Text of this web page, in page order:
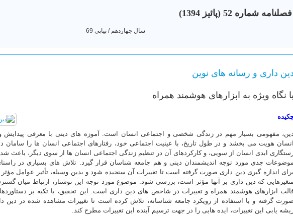
فصلنامه شماره 52 (پائیز 1394)
سال چهاردهم / پیاپی 69
دین داری و رسانه های نوین
با نگاه ویژه به ابزارهای هوشمند همراه
دین، مفهومی بسیار مهم در زندگی شخصی و اجتماعی انسان است. آموزه های دینی با معرفی پیدایش
انسان هویت می بخشد و در طول تاریخ، با عینیت اجتماعی خود، رفتارهای اجتماعی انسان ها را سامان
ابدی انسان از سویی، و کارکردهای آن در تنظیم زندگی اجتماعی انسان ها از سوی دیگر، باعث
موضوعات جدی مورد توجه اندیشمندان دینی و هم جامعه شناسان قرار گیرد. تلاش های بسیاری در
برای اندازه گیری دین داری صورت گرفته است تا تغییرات آن سنجیده شود و بدین وسیله، تأثیر عوامل
متغیرهایی که دین داری بر آنها مؤثر است، بررسی شود. موضوع مورد توجه این نوشتار، ارتباط میان
ابزارهای هوشمند همراه و تغییرات در شاخص های دین داری است. این تحقیق، با تکیه بر
صورت گرفته و با استفاده از رویکرد جامعه شناسانه، تلاش کرده است تا تغییرات مشاهده شده در دین
یابی این تغییرات، ایده هایی را در جهت ترسیم آینده این تغییرات مطرح کند.